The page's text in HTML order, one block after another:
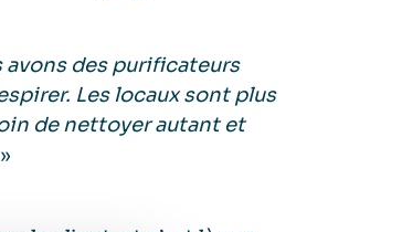
des purificateurs
Les locaux sont plus
de nettoyer autant et
»